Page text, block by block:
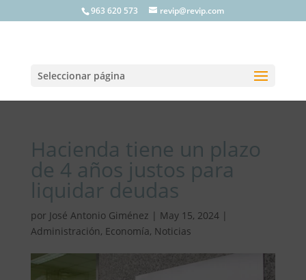
963 620 573 revip@revip.com
Seleccionar página
Hacienda tiene un plazo
de 4 años justos para
liquidar deudas
por José Antonio Giménez | May 15, 2024|
Administración, Economía, Noticias